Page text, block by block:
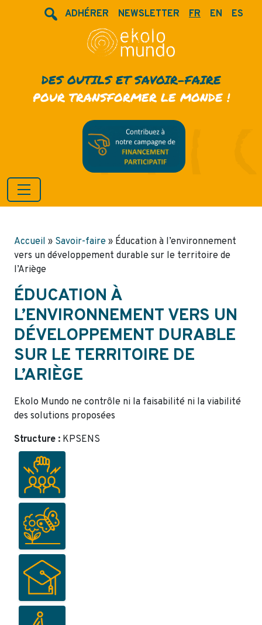
ADHÉRER NEWSLETTER FR EN ES
DES OUTILS ET SAVOIR-FAIRE
POUR TRANSFORMER LE MONDE !
Accueil » Savoir-faire » Éducation à l’environnement
vers un développement durable sur le territoire de
l’Ariège
ÉDUCATION À
L’ENVIRONNEMENT VERS UN
DÉVELOPPEMENT DURABLE
SUR LE TERRITOIRE DE
L’ARIÈGE
Ekolo Mundo ne contrôle ni la faisabilité ni la viabilité
des solutions proposées
Structure : KPSENS